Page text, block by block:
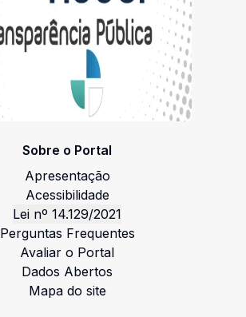
Sobre o Portal
Apresentação
Acessibilidade
Lei nº 14.129/2021
Perguntas Frequentes
Avaliar o Portal
Dados Abertos
Mapa do site